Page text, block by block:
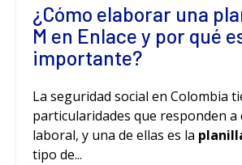
¿Cómo elaborar una
M en Enlace y por qué
importante?
La seguridad social en Colombia
particularidades que responden a
laboral, y una de ellas es la
tipo de...